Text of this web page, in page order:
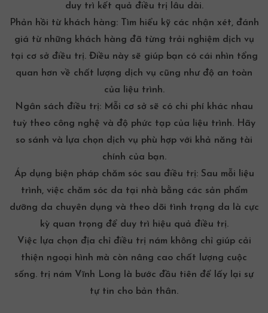
duy trì kết quả điều trị lâu dài.
Phản hồi từ khách hàng:Tìm hiểu kỹ các nhận xét, đánh
giá từ những khách hàng đã từng trải nghiệm dịch vụ
tại cơ sở điều trị. Điều này sẽ giúp bạn có cái nhìn tổng
quan hơn về chất lượng dịch vụ cũng như độ an toàn
của liệu trình.
Ngân sách điều trị: Mỗi cơ sở sẽ có chi phí khác nhau
tuỳ theo công nghệ và độ phức tạp của liệu trình. Hãy
so sánh và lựa chọn dịch vụ phù hợp với khả năng tài
chính của bạn.
Áp dụng biện pháp chăm sóc sau điều trị:Sau mỗi liệu
trình, việc chăm sóc da tại nhà bằng các sản phẩm
dưỡng da chuyên dụng và theo dõi tình trạng da là cực
kỳ quan trọng để duy trì hiệu quả điều trị.
Việc lựa chọn địa chỉ điều trị nám không chỉ giúp cải
thiện ngoại hình mà còn nâng cao chất lượng cuộc
sống. trị nám Vĩnh Long là bước đầu tiên để lấy lại sự
tự tin cho bản thân.